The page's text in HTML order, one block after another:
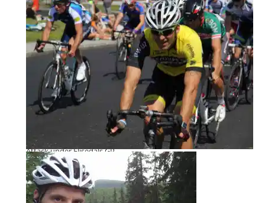
Mattias och jag efter målgång på
Ringenloppet
Attack under Elisedals GP
Det är kul att tävla